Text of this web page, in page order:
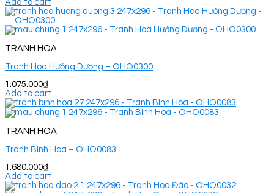
Add to cart
TRANH HOA
Tranh Hoa Hướng Dương – OHO0300
1.075.000₫
Add to cart
TRANH HOA
Tranh Bình Hoa – OHO0083
1.680.000₫
Add to cart